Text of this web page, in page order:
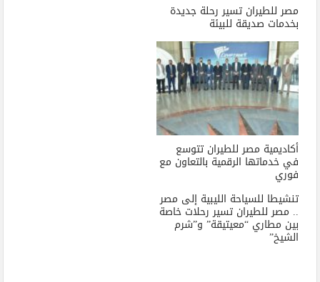
مصر للطيران تسير رحلة جديدة
بخدمات صديقة للبيئة
أكاديمية مصر للطيران تتوسع
في خدماتها الرقمية بالتعاون مع
فوري
تنشيطا للسياحة الليبية إلى مصر
.. مصر للطيران تسير رحلات خاصة
بين مطاري “معيتيقة” و”شرم
الشيخ”